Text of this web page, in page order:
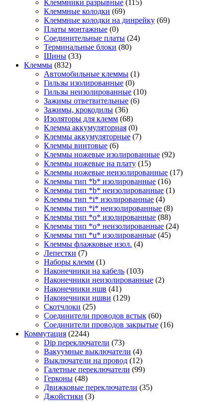
Клеммники разрывные (115)
Клеммные колодки (69)
Клеммные колодки на динрейку (69)
Платы монтажные (0)
Соединительные платы (24)
Терминальные блоки (80)
Шины (33)
Клеммы (832)
Автомобильные клеммы (1)
Гильзы изолированные (0)
Гильзы неизолированные (10)
Зажимы ответвительные (6)
Зажимы, крокодилы (36)
Изоляторы для клемм (68)
Клемма аккумуляторная (0)
Клеммы аккумуляторные (7)
Клеммы винтовые (6)
Клеммы ножевые изолированные (92)
Клеммы ножевые на плату (15)
Клеммы ножевые неизолированные (17)
Клеммы тип *b* изолированные (16)
Клеммы тип *b* неизолированные (1)
Клеммы тип *i* изолированные (4)
Клеммы тип *i* неизолированные (8)
Клеммы тип *o* изолированные (88)
Клеммы тип *o* неизолированные (24)
Клеммы тип *u* изолированные (45)
Клеммы флажковые изол. (4)
Лепестки (7)
Наборы клемм (1)
Наконечники на кабель (103)
Наконечники неизолированные (2)
Наконечники ншв (41)
Наконечники ншви (129)
Скотчлоки (25)
Соединители проводов встык (60)
Соединители проводов закрытые (16)
Коммутация (2244)
Dip переключатели (73)
Вакуумные выключатели (4)
Выключатели на провод (12)
Галетные переключатели (99)
Герконы (48)
Движковые переключатели (35)
Джойстики (3)